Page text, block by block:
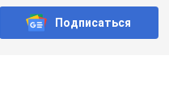
Подписаться